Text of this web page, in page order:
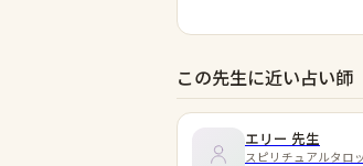
この先生に近い占い師
エリー 先生
スピリチュアルタロ